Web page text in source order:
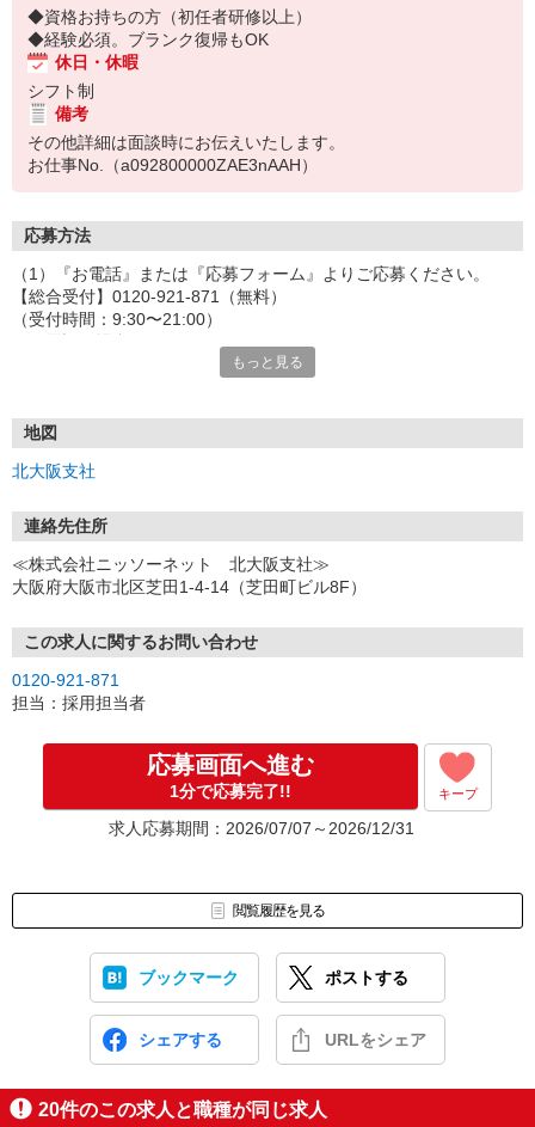
◆資格お持ちの方（初任者研修以上）
◆経験必須。ブランク復帰もOK
休日・休暇
シフト制
備考
その他詳細は面談時にお伝えいたします。
お仕事No.（a092800000ZAE3nAAH）
応募方法
（1）『お電話』または『応募フォーム』よりご応募ください。
【総合受付】0120-921-871（無料）
（受付時間：9:30〜21:00）
「e-aidemを見て」とお伝えいただけるとスムーズです。
◎応募フォームからのご応募は24時間受付中です！
（2）面談・登録の実施
ご都合のよいお日にちをお聞かせください。
↓
（3）選考・お仕事のご案内
↓
※紹介予定派遣・職業紹介などで、正職員登用前提でのお仕事も可
能です。
もっと見る
地図
北大阪支社
連絡先住所
≪株式会社ニッソーネット 北大阪支社≫
大阪府大阪市北区芝田1-4-14（芝田町ビル8F）
この求人に関するお問い合わせ
0120-921-871
担当：採用担当者
応募画面へ進む
1分で応募完了!! キープ
求人応募期間：2026/07/07～2026/12/31
閲覧履歴を見る
ブックマーク ポストする
シェアする URLをシェア
20件のこの求人と職種が同じ求人